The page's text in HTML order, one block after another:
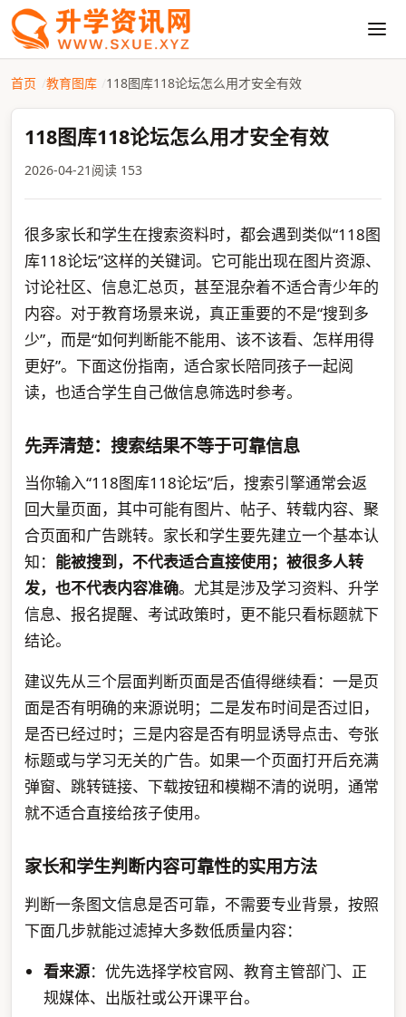
首页 教育图库 118图库118论坛怎么用才安全有效
118图库118论坛怎么用才安全有效
2026-04-21 阅读 153
很多家长和学生在搜索资料时，都会遇到类似“118图
库118论坛”这样的关键词。它可能出现在图片资源、
讨论社区、信息汇总页，甚至混杂着不适合青少年的
内容。对于教育场景来说，真正重要的不是“搜到多
少”，而是“如何判断能不能用、该不该看、怎样用得
更好”。下面这份指南，适合家长陪同孩子一起阅
读，也适合学生自己做信息筛选时参考。
先弄清楚：搜索结果不等于可靠信息
当你输入“118图库118论坛”后，搜索引擎通常会返
回大量页面，其中可能有图片、帖子、转载内容、聚
合页面和广告跳转。家长和学生要先建立一个基本认
知： 能被搜到，不代表适合直接使用；被很多人转
发，也不代表内容准确。尤其是涉及学习资料、升学
信息、报名提醒、考试政策时，更不能只看标题就下
结论。
建议先从三个层面判断页面是否值得继续看：一是页
面是否有明确的来源说明；二是发布时间是否过旧，
是否已经过时；三是内容是否有明显诱导点击、夸张
标题或与学习无关的广告。如果一个页面打开后充满
弹窗、跳转链接、下载按钮和模糊不清的说明，通常
就不适合直接给孩子使用。
家长和学生判断内容可靠性的实用方法
判断一条图文信息是否可靠，不需要专业背景，按照
下面几步就能过滤掉大多数低质量内容：
看来源：优先选择学校官网、教育主管部门、正
规媒体、出版社或公开课平台。